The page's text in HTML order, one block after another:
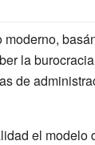
la
de
el modelo